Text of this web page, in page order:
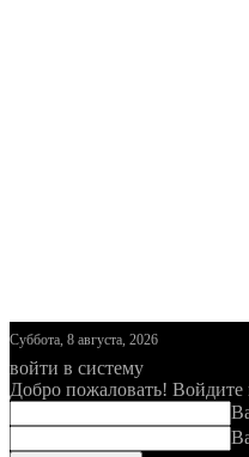
Суббота, 8 августа, 2026
войти в систему
Добро пожаловать!